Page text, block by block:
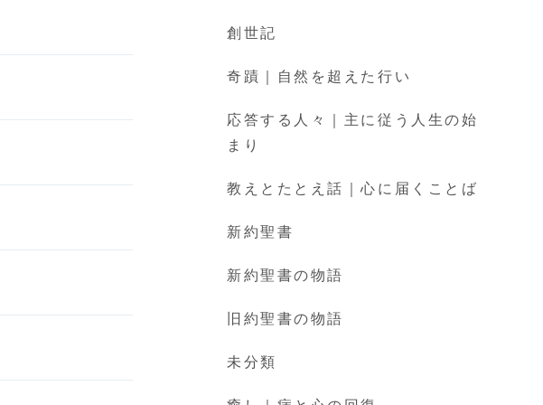
創世記
奇蹟｜自然を超えた行い
応答する人々｜主に従う人生の始
まり
教えとたとえ話｜心に届くことば
新約聖書
新約聖書の物語
旧約聖書の物語
未分類